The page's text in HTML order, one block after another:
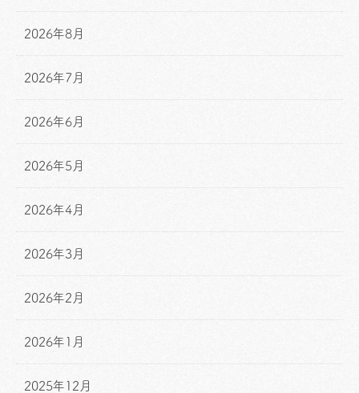
2026年8月
2026年7月
2026年6月
2026年5月
2026年4月
2026年3月
2026年2月
2026年1月
2025年12月